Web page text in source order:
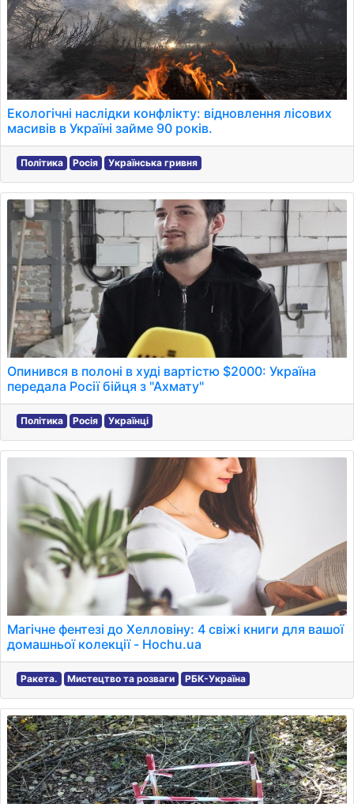
Екологічні наслідки конфлікту: відновлення лісових
масивів в Україні займе 90 років.
Політика Росія Українська гривня
Опинився в полоні в худі вартістю $2000: Україна
передала Росії бійця з "Ахмату"
Політика Росія Українці
Магічне фентезі до Хелловіну: 4 свіжі книги для вашої
домашньої колекції - Hochu.ua
Ракета. Мистецтво та розваги РБК-Україна